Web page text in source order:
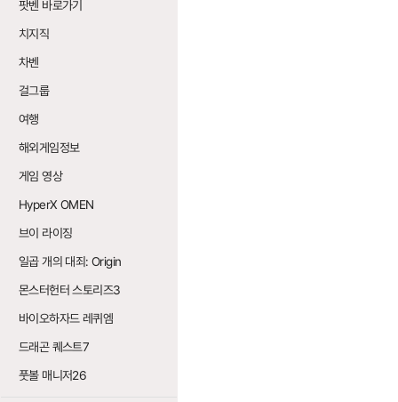
팟벤 바로가기
치지직
차벤
걸그룹
여행
해외게임정보
게임 영상
HyperX OMEN
브이 라이징
일곱 개의 대죄: Origin
몬스터헌터 스토리즈3
바이오하자드 레퀴엠
드래곤 퀘스트7
풋볼 매니저26